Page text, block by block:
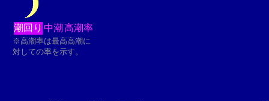
潮回り 中潮 高潮率
※高潮率は最高高潮に
対しての率を示す。